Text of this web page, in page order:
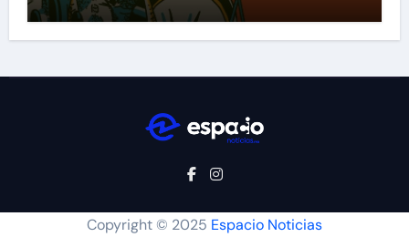
Copyright © 2025 Espacio Noticias